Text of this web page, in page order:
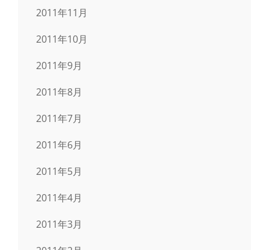
2011年11月
2011年10月
2011年9月
2011年8月
2011年7月
2011年6月
2011年5月
2011年4月
2011年3月